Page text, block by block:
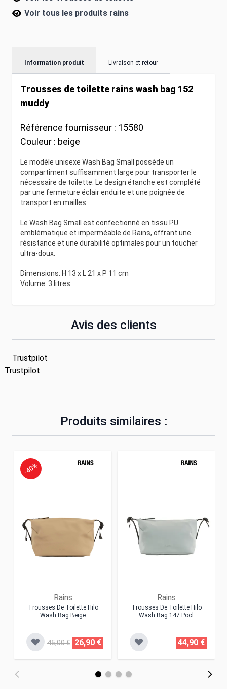
Voir tous les produits rains
Information produit Livraison et retour
Trousses de toilette rains wash bag 152
muddy
Référence fournisseur : 15580
Couleur : beige
Le modèle unisexe Wash Bag Small possède un
compartiment suffisamment large pour transporter le
nécessaire de toilette. Le design étanche est complété
par une fermeture éclair enduite et une poignée de
transport en mailles.
Le Wash Bag Small est confectionné en tissu PU
emblématique et imperméable de Rains, offrant une
résistance et une durabilité optimales pour un toucher
ultra-doux.
Dimensions: H 13 x L 21 x P 11 cm
Volume: 3 litres
Avis des clients
Trustpilot
Trustpilot
Produits similaires :
Rains
Trousses De Toilette Hilo
Wash Bag Beige
-40%
45,00 € 26,90 €
Rains
Trousses De Toilette Hilo
Wash Bag 147 Pool
44,90 €